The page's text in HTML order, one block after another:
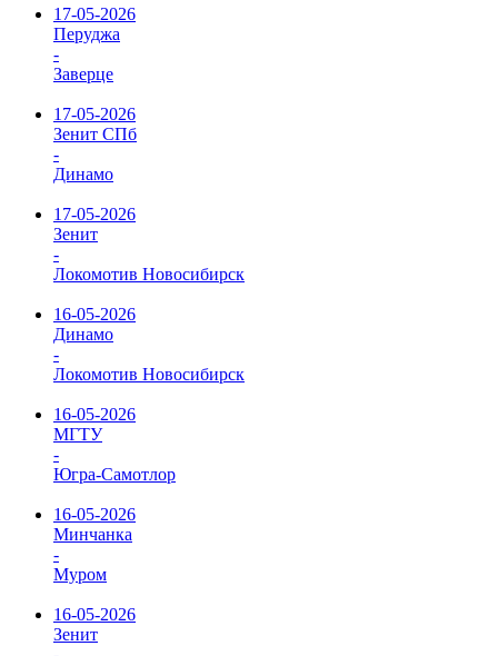
17-05-2026
Перуджа
-
Заверце
17-05-2026
Зенит СПб
-
Динамо
17-05-2026
Зенит
-
Локомотив Новосибирск
16-05-2026
Динамо
-
Локомотив Новосибирск
16-05-2026
МГТУ
-
Югра-Самотлор
16-05-2026
Минчанка
-
Муром
16-05-2026
Зенит